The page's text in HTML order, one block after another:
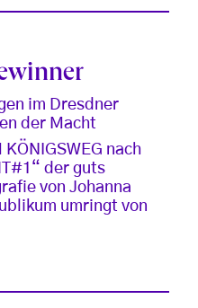
im Dresdner
der Macht
nach
der guts
von Johanna
umringt von